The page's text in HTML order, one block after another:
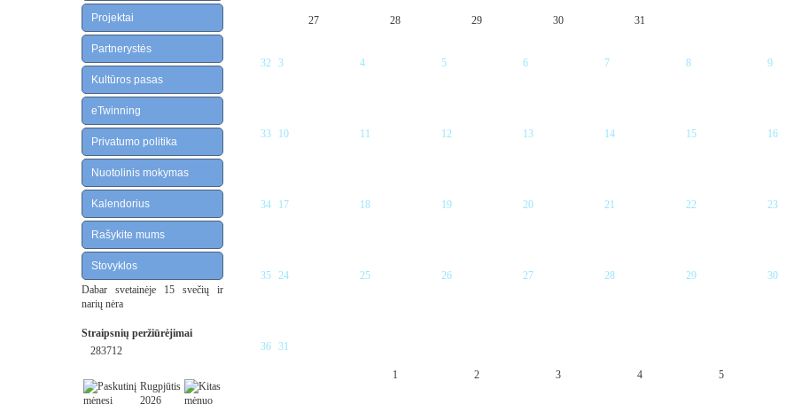
Projektai
Partnerystės
Kultūros pasas
eTwinning
Privatumo politika
Nuotolinis mokymas
Kalendorius
Rašykite mums
Stovyklos
Dabar svetainėje 15 svečių ir
narių nėra
Straipsnių peržiūrėjimai
283712
Rugpjūtis
2026
27 28 29 30 31
32 3 4 5 6 7 8 9
33 10 11 12 13 14 15 16
34 17 18 19 20 21 22 23
35 24 25 26 27 28 29 30
36 31
1 2 3 4 5